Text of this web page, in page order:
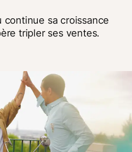
continue sa croissance
tripler ses ventes.